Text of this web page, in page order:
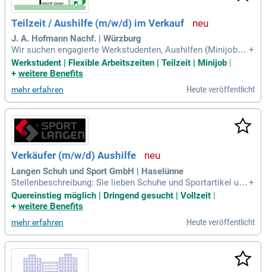
Teilzeit / Aushilfe (m/w/d) im Verkauf
J. A. Hofmann Nachf. | Würzburg
Wir suchen engagierte Werkstudenten, Aushilfen (Minijob) o
der Teilzeitkräfte (m/w/d) zur Unterstützung in unserem ren
ommierten Fachmarkt in Würzburg. Bei J.A. Hofmann Nachf
deinem Studium oder Privatleben vereinbaren lassen. Du bis
t Teil eines traditionsreichen Unternehmens mit über 180 Ja
hren Erfahrung im Handel. Deine Aufgaben umfassen Kunde
nberatung, Verkauf, Kommissionierung von Aufträgen, Ware
npräsentation und Kassiertätigkeiten. Genieße die Vorteile
eines Minijobs oder einer Teilzeitanstellung für eine faire Ve
rgütung von bis zu 538 Euro. Werde Teil unseres Teams und
gestalte deine Zukunft mit uns!
+
Werkstudent | Flexible Arbeitszeiten | Teilzeit | Minijob
+ weitere Benefits
mehr erfahren Heute veröffentlicht
Verkäufer (m/w/d) Aushilfe
Langen Schuh und Sport GmbH | Haselünne
Stellenbeschreibung: Sie lieben Schuhe und Sportartikel und
haben Spaß am Verkauf? Dann sind Sie bei uns genau richti
g. Zur Verstärkung unseres Teams in Haselünne suchen wir
häftigung.
+
Quereinstieg möglich | Dringend gesucht | Vollzeit |
+ weitere Benefits
mehr erfahren Heute veröffentlicht